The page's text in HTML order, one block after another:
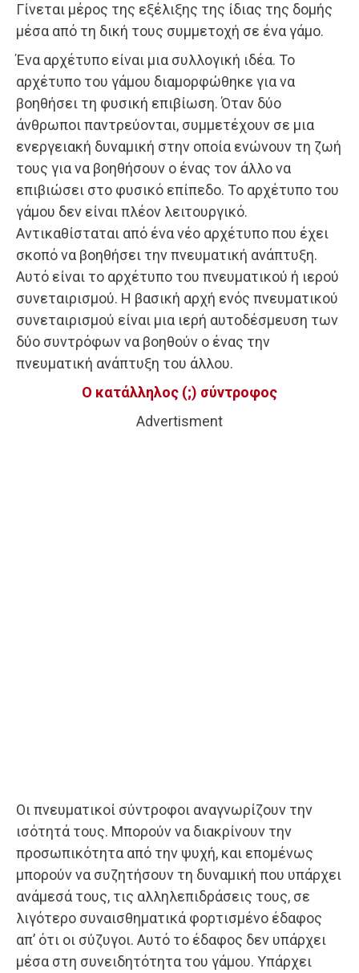
Γίνεται μέρος της εξέλιξης της ίδιας της δομής
μέσα από τη δική τους συμμετοχή σε ένα γάμο.
Ένα αρχέτυπο είναι μια συλλογική ιδέα. Το
αρχέτυπο του γάμου διαμορφώθηκε για να
βοηθήσει τη φυσική επιβίωση. Όταν δύο
άνθρωποι παντρεύονται, συμμετέχουν σε μια
ενεργειακή δυναμική στην οποία ενώνουν τη ζωή
τους για να βοηθήσουν ο ένας τον άλλο να
επιβιώσει στο φυσικό επίπεδο. Το αρχέτυπο του
γάμου δεν είναι πλέον λειτουργικό.
Αντικαθίσταται από ένα νέο αρχέτυπο που έχει
σκοπό να βοηθήσει την πνευματική ανάπτυξη.
Αυτό είναι το αρχέτυπο του πνευματικού ή ιερού
συνεταιρισμού. Η βασική αρχή ενός πνευματικού
συνεταιρισμού είναι μια ιερή αυτοδέσμευση των
δύο συντρόφων να βοηθούν ο ένας την
πνευματική ανάπτυξη του άλλου.
Ο κατάλληλος (;) σύντροφος
Advertisment
Οι πνευματικοί σύντροφοι αναγνωρίζουν την
ισότητά τους. Μπορούν να διακρίνουν την
προσωπικότητα από την ψυχή, και επομένως
μπορούν να συζητήσουν τη δυναμική που υπάρχει
ανάμεσά τους, τις αλληλεπιδράσεις τους, σε
λιγότερο συναισθηματικά φορτισμένο έδαφος
απ’ ότι οι σύζυγοι. Αυτό το έδαφος δεν υπάρχει
μέσα στη συνειδητότητα του γάμου. Υπάρχει